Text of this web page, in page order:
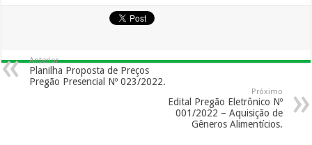
Anterior
Planilha Proposta de Preços
Pregão Presencial Nº 023/2022.
Próximo
Edital Pregão Eletrônico Nº
001/2022 – Aquisição de
Gêneros Alimentícios.